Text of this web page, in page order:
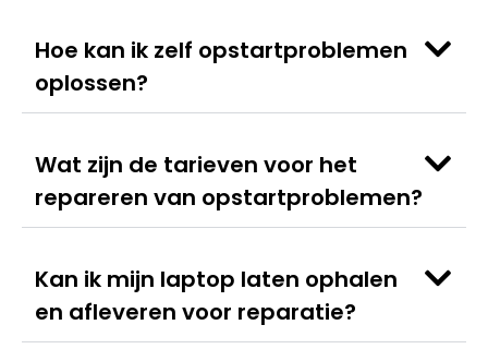
Hoe kan ik zelf opstartproblemen
oplossen?
Wat zijn de tarieven voor het
repareren van opstartproblemen?
Kan ik mijn laptop laten ophalen
en afleveren voor reparatie?